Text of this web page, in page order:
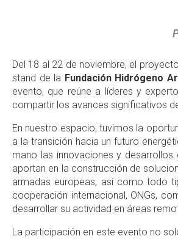
Del 18 al 22 de noviembre, el proyecto
stand de la Fundación Hidrógeno
evento, que reúne a líderes y
compartir los avances significativos
En nuestro espacio, tuvimos la
a la transición hacia un futuro
mano las innovaciones y
aportan en la construcción de
armadas europeas, así como todo
cooperación internacional, ONGs,
desarrollar su actividad en áreas
La participación en este evento no